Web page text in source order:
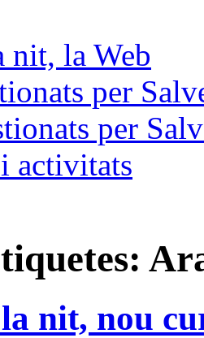
nit, la Web
per
per
activitats
nit, nou